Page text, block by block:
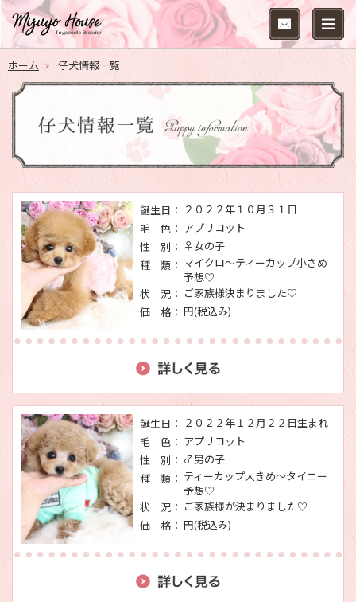
ホーム 仔犬情報一覧
誕生日： ２０２２年１０月３１日
毛 色： アプリコット
性 別： ♀女の子
種 類： マイクロ～ティーカップ小さめ
予想♡
状 況： ご家族様決まりました♡
価 格： 円(税込み)
誕生日： ２０２２年１２月２２日生まれ
毛 色： アプリコット
性 別： ♂男の子
種 類： ティーカップ大きめ～タイニー
予想♡
状 況： ご家族様が決まりました♡
価 格： 円(税込み)